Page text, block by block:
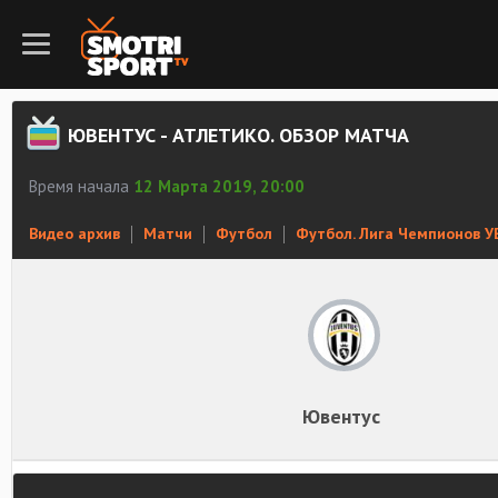
ЮВЕНТУС - АТЛЕТИКО. ОБЗОР МАТЧА
Время начала 12 Марта 2019, 20:00
Видео архив Матчи Футбол Футбол. Лига Чемпионов
Ювентус